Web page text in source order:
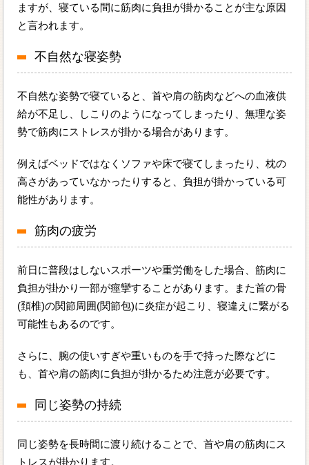
ますが、寝ている間に筋肉に負担が掛かることが主な原因
と言われます。
不自然な寝姿勢
不自然な姿勢で寝ていると、首や肩の筋肉などへの血液供
給が不足し、しこりのようになってしまったり、無理な姿
勢で筋肉にストレスが掛かる場合があります。
例えばベッドではなくソファや床で寝てしまったり、枕の
高さがあっていなかったりすると、負担が掛かっている可
能性があります。
筋肉の疲労
前日に普段はしないスポーツや重労働をした場合、筋肉に
負担が掛かり一部が痙攣することがあります。また首の骨
(頚椎)の関節周囲(関節包)に炎症が起こり、寝違えに繋がる
可能性もあるのです。
さらに、腕の使いすぎや重いものを手で持った際などに
も、首や肩の筋肉に負担が掛かるため注意が必要です。
同じ姿勢の持続
同じ姿勢を長時間に渡り続けることで、首や肩の筋肉にス
トレスが掛かります。